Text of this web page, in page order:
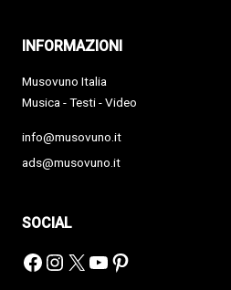
INFORMAZIONI
Musovuno Italia
Musica - Testi - Video
info@musovuno.it
ads@musovuno.it
SOCIAL
Facebook
Instagram
X YouTube
Pinterest